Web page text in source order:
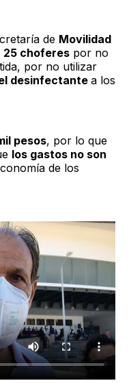
de Movilidad
25 choferes por no
por no utilizar
desinfectante a los
pesos, por lo que
los gastos no son
de los